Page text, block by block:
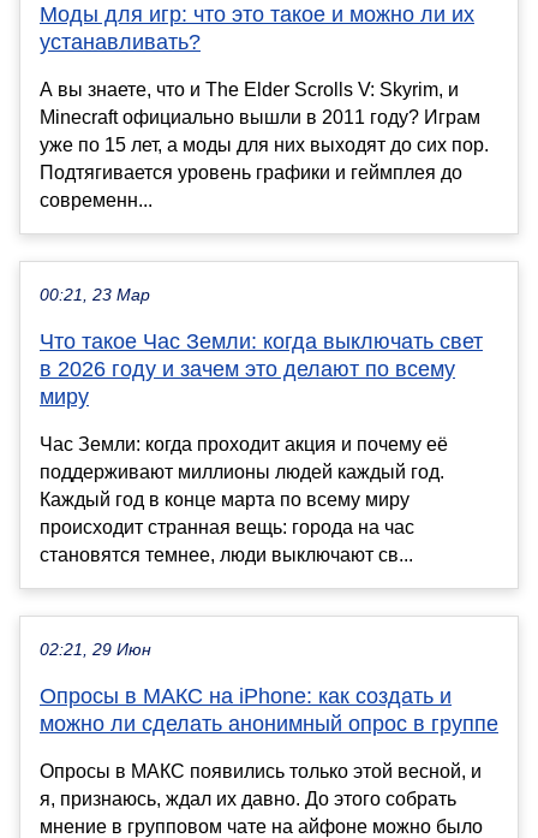
Моды для игр: что это такое и можно ли их
устанавливать?
А вы знаете, что и The Elder Scrolls V: Skyrim, и
Minecraft официально вышли в 2011 году? Играм
уже по 15 лет, а моды для них выходят до сих пор.
Подтягивается уровень графики и геймплея до
современн...
00:21, 23 Мар
Что такое Час Земли: когда выключать свет
в 2026 году и зачем это делают по всему
миру
Час Земли: когда проходит акция и почему её
поддерживают миллионы людей каждый год.
Каждый год в конце марта по всему миру
происходит странная вещь: города на час
становятся темнее, люди выключают св...
02:21, 29 Июн
Опросы в МАКС на iPhone: как создать и
можно ли сделать анонимный опрос в группе
Опросы в МАКС появились только этой весной, и
я, признаюсь, ждал их давно. До этого собрать
мнение в групповом чате на айфоне можно было